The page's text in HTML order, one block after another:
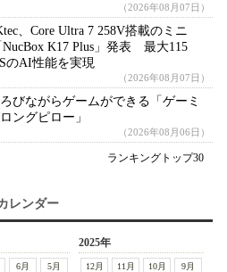
（2026年08月07日）
、Core Ultra 7 258V搭載のミニ
NucBox K17 Plus」発表 最大115
のAI性能を実現
（2026年08月07日）
びながらゲームができる「ゲーミ
ングピロー」
（2026年08月06日）
ランキングトップ30
レンダー
6月
5月
2025年
12月 11月 10月
9月